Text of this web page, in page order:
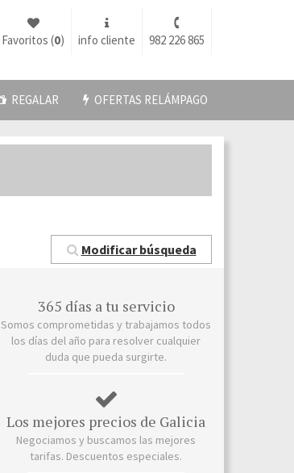
982 226 865
info cliente
Favoritos (0)
REGALAR OFERTAS RELÁMPAGO
Modificar búsqueda
365 días a tu servicio
Somos comprometidas y trabajamos todos
los días del año para resolver cualquier
duda que pueda surgirte.
Los mejores precios de Galicia
Negociamos y buscamos las mejores
tarifas. Descuentos especiales.